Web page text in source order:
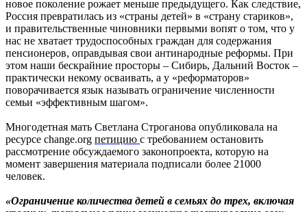
новое поколение рожает меньше предыдущего. Как следствие,
Россия превратилась из «страны детей» в «страну стариков»,
и правительственные чиновники первыми вопят о том, что у
нас не хватает трудоспособных граждан для содержания
пенсионеров, оправдывая свои антинародные реформы. При
этом наши бескрайние просторы – Сибирь, Дальний Восток –
практически некому осваивать, а у «реформаторов»
поворачивается язык называть ограничение численности
семьи «эффективным шагом».
Многодетная мать Светлана Строганова опубликовала на
ресурсе change.org петицию с требованием остановить
рассмотрение обсуждаемого законопроекта, которую на
момент завершения материала подписали более 21000
человек.
«Ограничение количества детей в семьях до трех, включая